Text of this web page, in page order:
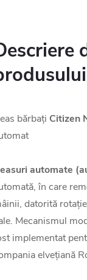
bărbați Citizen
automate
în care
datorită
Mecanismul
implementat
elvețiană